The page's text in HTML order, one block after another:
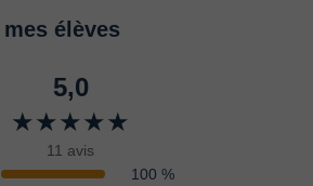
élèves
5,0
★★★★★
11 avis
100 %